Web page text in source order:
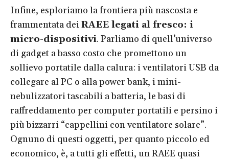
Infine, esploriamo la frontiera più nascosta e
frammentata deiRAEE legati al fresco: i
micro-dispositivi. Parliamo di quell’universo
di gadget a basso costo che promettono un
sollievo portatile dalla calura: i ventilatori USB da
collegare al PC o alla power bank, i mini-
nebulizzatori tascabili a batteria, le basi di
raffreddamento per computer portatili e persino i
più bizzarri “cappellini con ventilatore solare”.
Ognuno di questi oggetti, per quanto piccolo ed
economico, è, a tutti gli effetti, un RAEE quasi